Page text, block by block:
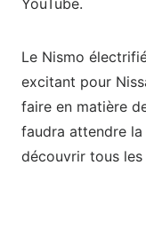
YouTube.
Le Nismo
excitant pour
faire en matière
faudra attendre
découvrir tous